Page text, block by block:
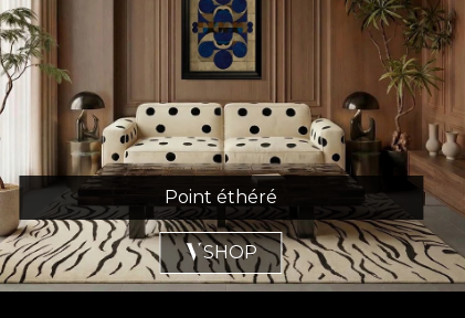
Point éthéré
SHOP